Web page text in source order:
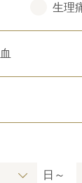
生理
日～